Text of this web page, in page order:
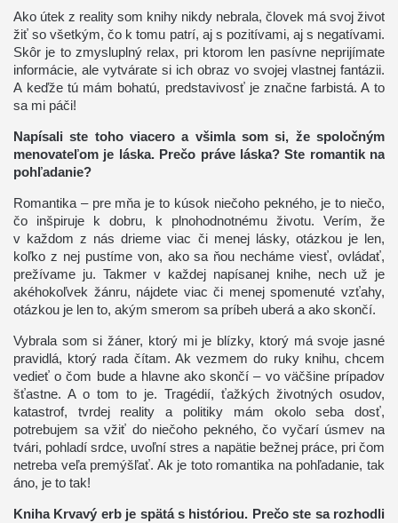
Ako útek z reality som knihy nikdy nebrala, človek má svoj život
žiť so všetkým, čo k tomu patrí, aj s pozitívami, aj s negatívami.
Skôr je to zmysluplný relax, pri ktorom len pasívne neprijímate
informácie, ale vytvárate si ich obraz vo svojej vlastnej fantázii.
A keďže tú mám bohatú, predstavivosť je značne farbistá. A to
sa mi páči!
Napísali ste toho viacero a všimla som si, že spoločným
menovateľom je láska. Prečo práve láska? Ste romantik na
pohľadanie?
Romantika – pre mňa je to kúsok niečoho pekného, je to niečo,
čo inšpiruje k dobru, k plnohodnotnému životu. Verím, že
v každom z nás drieme viac či menej lásky, otázkou je len,
koľko z nej pustíme von, ako sa ňou necháme viesť, ovládať,
prežívame ju. Takmer v každej napísanej knihe, nech už je
akéhokoľvek žánru, nájdete viac či menej spomenuté vzťahy,
otázkou je len to, akým smerom sa príbeh uberá a ako skončí.
Vybrala som si žáner, ktorý mi je blízky, ktorý má svoje jasné
pravidlá, ktorý rada čítam. Ak vezmem do ruky knihu, chcem
vedieť o čom bude a hlavne ako skončí – vo väčšine prípadov
šťastne. A o tom to je. Tragédií, ťažkých životných osudov,
katastrof, tvrdej reality a politiky mám okolo seba dosť,
potrebujem sa vžiť do niečoho pekného, čo vyčarí úsmev na
tvári, pohladí srdce, uvoľní stres a napätie bežnej práce, pri čom
netreba veľa premýšľať. Ak je toto romantika na pohľadanie, tak
áno, je to tak!
Kniha Krvavý erb je spätá s históriou. Prečo ste sa rozhodli